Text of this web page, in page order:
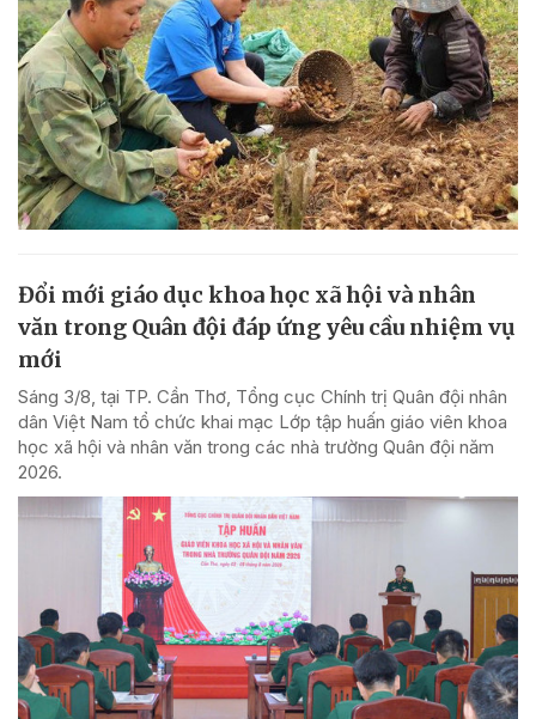
Đổi mới giáo dục khoa học xã hội và nhân
văn trong Quân đội đáp ứng yêu cầu nhiệm vụ
mới
Sáng 3/8, tại TP. Cần Thơ, Tổng cục Chính trị Quân đội nhân
dân Việt Nam tổ chức khai mạc Lớp tập huấn giáo viên khoa
học xã hội và nhân văn trong các nhà trường Quân đội năm
2026.